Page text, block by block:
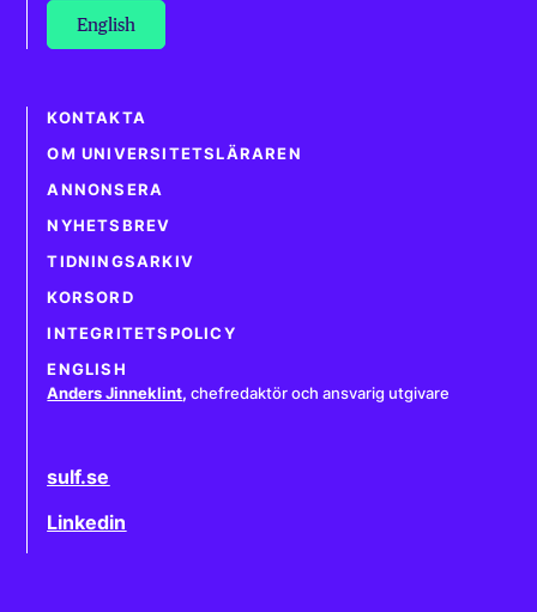
English
KONTAKTA
OM UNIVERSITETSLÄRAREN
ANNONSERA
NYHETSBREV
TIDNINGSARKIV
KORSORD
INTEGRITETSPOLICY
ENGLISH
Anders Jinneklint, chefredaktör och ansvarig utgivare
sulf.se
Linkedin